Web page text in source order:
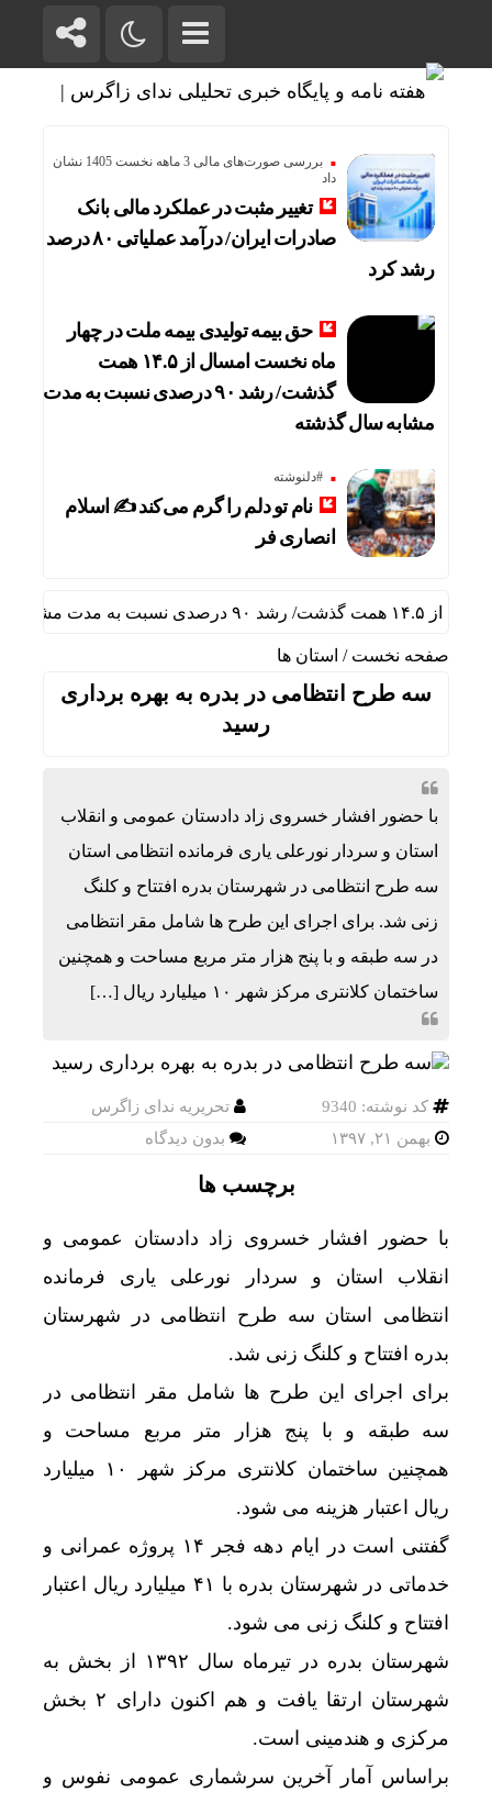
بررسی صورت‌های مالی 3 ماهه نخست 1405 نشان
داد
تغییر مثبت در عملکرد مالی بانک
صادرات ایران/ درآمد عملیاتی ۸۰ درصد
رشد کرد
حق بیمه تولیدی بیمه ملت در چهار
ماه نخست امسال از ۱۴.۵ همت
گذشت/ رشد ۹۰ درصدی نسبت به مدت
مشابه سال گذشته
#دلنوشته
نام تو دلم را گرم می‌کند ✍️ اسلام
انصاری فر
صفحه نخست / استان ها
سه طرح انتظامی در بدره به بهره برداری
رسید
با حضور افشار خسروی زاد دادستان عمومی و انقلاب
استان و سردار نورعلی یاری فرمانده انتظامی استان
سه طرح انتظامی در شهرستان بدره افتتاح و کلنگ
زنی شد. برای اجرای این طرح ها شامل مقر انتظامی
در سه طبقه و با پنج هزار متر مربع مساحت و همچنین
ساختمان کلانتری مرکز شهر ۱۰ میلیارد ریال […]
کد نوشته: 9340
تحریریه ندای زاگرس
بهمن ۲۱, ۱۳۹۷
بدون دیدگاه
برچسب ها
با حضور افشار خسروی زاد دادستان عمومی و
انقلاب استان و سردار نورعلی یاری فرمانده
انتظامی استان سه طرح انتظامی در شهرستان
بدره افتتاح و کلنگ زنی شد.
برای اجرای این طرح ها شامل مقر انتظامی در
سه طبقه و با پنج هزار متر مربع مساحت و
همچنین ساختمان کلانتری مرکز شهر ۱۰ میلیارد
ریال اعتبار هزینه می شود.
گفتنی است در ایام دهه فجر ۱۴ پروژه عمرانی و
خدماتی در شهرستان بدره با ۴۱ میلیارد ریال اعتبار
افتتاح و کلنگ زنی می شود.
شهرستان بدره در تیرماه سال ۱۳۹۲ از بخش به
شهرستان ارتقا یافت و هم اکنون دارای ۲ بخش
مرکزی و هندمینی است.
براساس آمار آخرین سرشماری عمومی نفوس و